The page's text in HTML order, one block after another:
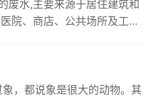
废水,主要来源于居住建筑和
院、商店、公共场所及工业
，都说象是很大的动物。其